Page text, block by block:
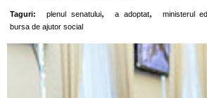
Taguri: plenul senatului, a adoptat, ministerul
bursa de ajutor social